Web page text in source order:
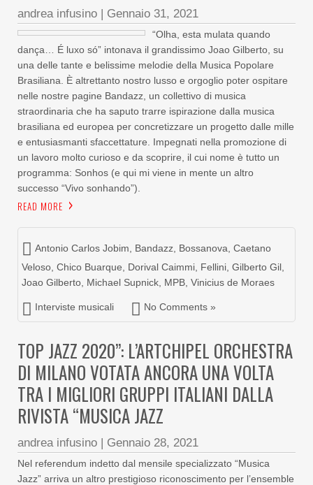
andrea infusino | Gennaio 31, 2021
“Olha, esta mulata quando
dança… É luxo só” intonava il grandissimo Joao Gilberto, su
una delle tante e belissime melodie della Musica Popolare
Brasiliana. È altrettanto nostro lusso e orgoglio poter ospitare
nelle nostre pagine Bandazz, un collettivo di musica
straordinaria che ha saputo trarre ispirazione dalla musica
brasiliana ed europea per concretizzare un progetto dalle mille
e entusiasmanti sfaccettature. Impegnati nella promozione di
un lavoro molto curioso e da scoprire, il cui nome è tutto un
programma: Sonhos (e qui mi viene in mente un altro
successo “Vivo sonhando”).
READ MORE
Antonio Carlos Jobim Bandazz Bossanova Caetano
Veloso Chico Buarque Dorival Caimmi Fellini Gilberto Gil
Joao Gilberto Michael Supnick MPB Vinicius de Moraes
Interviste musicali No Comments »
TOP JAZZ 2020”: L’ARTCHIPEL ORCHESTRA
DI MILANO VOTATA ANCORA UNA VOLTA
TRA I MIGLIORI GRUPPI ITALIANI DALLA
RIVISTA “MUSICA JAZZ
andrea infusino | Gennaio 28, 2021
Nel referendum indetto dal mensile specializzato “Musica
Jazz” arriva un altro prestigioso riconoscimento per l’ensemble